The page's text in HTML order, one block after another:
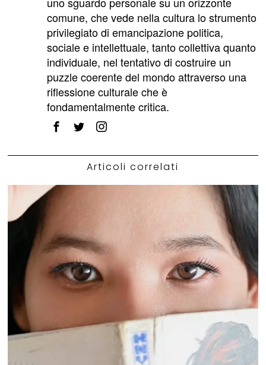
comune, che vede nella cultura lo strumento
privilegiato di emancipazione politica,
sociale e intellettuale, tanto collettiva quanto
individuale, nel tentativo di costruire un
puzzle coerente del mondo attraverso una
riflessione culturale che è
fondamentalmente critica.
Articoli correlati